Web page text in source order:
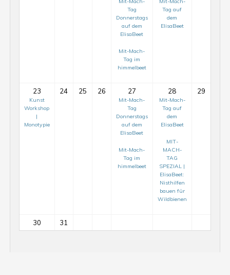
Mit-Mach-
Tag
Donnerstags
auf dem
ElisaBeet
Mit-Mach-
Tag im
himmelbeet
Mit-Mach-
Tag auf
dem
ElisaBeet
23
Kunst
Workshop
|
Monotypie
24 25 26 27
Mit-Mach-
Tag
Donnerstags
auf dem
ElisaBeet
Mit-Mach-
Tag im
himmelbeet
28
Mit-Mach-
Tag auf
dem
ElisaBeet
MIT-
MACH-
TAG
SPEZIAL |
ElisaBeet:
Nisthilfen
bauen für
Wildbienen
29
30 31
Tag